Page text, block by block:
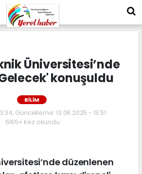
Üniversitesi’nde
konuşuldu
BİLİM
Güncelleme: 13.06.2025 - 13:51
5165+ kez okundu.
düzenlenen